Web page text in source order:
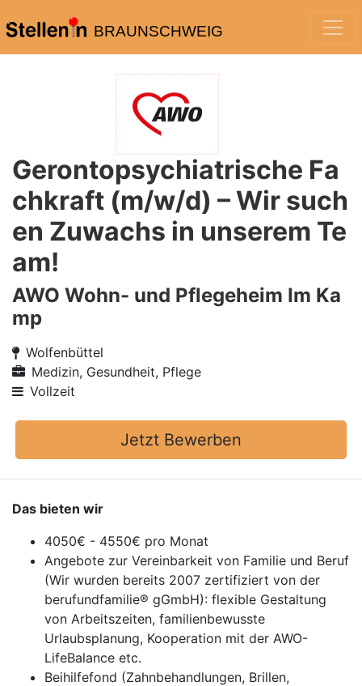
BRAUNSCHWEIG
Gerontopsychiatrische Fa
chkraft (m/w/d) – Wir such
en Zuwachs in unserem Te
am!
AWO Wohn- und Pflegeheim Im Ka
mp
Wolfenbüttel
Medizin, Gesundheit, Pflege
Vollzeit
Jetzt Bewerben
Das bieten wir
4050€ - 4550€ pro Monat
Angebote zur Vereinbarkeit von Familie und Beruf
(Wir wurden bereits 2007 zertifiziert von der
berufundfamilie® gGmbH): flexible Gestaltung
von Arbeitszeiten, familienbewusste
Urlaubsplanung, Kooperation mit der AWO-
LifeBalance etc.
Beihilfefond (Zahnbehandlungen, Brillen,